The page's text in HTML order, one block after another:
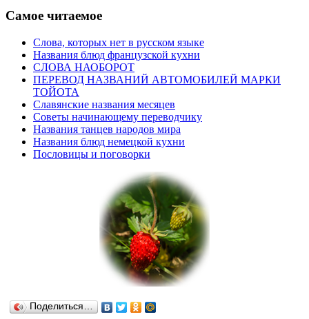
Самое читаемое
Слова, которых нет в русском языке
Названия блюд французской кухни
СЛОВА НАОБОРОТ
ПЕРЕВОД НАЗВАНИЙ АВТОМОБИЛЕЙ МАРКИ
ТОЙОТА
Славянские названия месяцев
Советы начинающему переводчику
Названия танцев народов мира
Названия блюд немецкой кухни
Пословицы и поговорки
Поделиться…